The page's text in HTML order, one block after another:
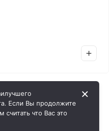
Если Вы продолжите
считать что Вас это